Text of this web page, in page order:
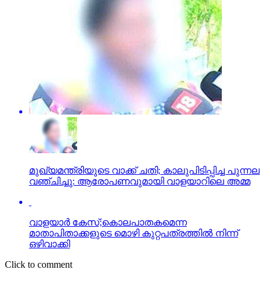
മുഖ്യമന്ത്രിയുടെ വാക്ക് ചതി; കാലുപിടിപ്പിച്ച പുന്നല
വഞ്ചിച്ചു: ആരോപണവുമായി വാളയാറിലെ അമ്മ
വാളയാര്‍ കേസ്;കൊലപാതകമെന്ന
മാതാപിതാക്കളുടെ മൊഴി കുറ്റപത്രത്തില്‍ നിന്ന്
ഒഴിവാക്കി
Click to comment